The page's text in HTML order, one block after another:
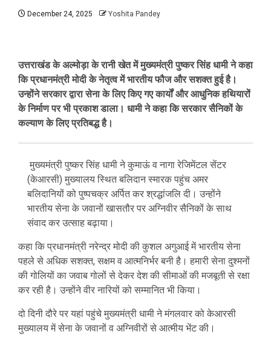
December 24, 2025 Yoshita Pandey
उत्तराखंड के अल्मोड़ा के रानी खेत में मुख्यमंत्री पुष्कर सिंह धामी ने कहा
कि प्रधानमंत्री मोदी के नेतृत्व में भारतीय फौज और सशक्त हुई है।
उन्होंने सरकार द्वारा सेना के लिए किए गए कार्यों और आधुनिक हथियारों
के निर्माण पर भी प्रकाश डाला। धामी ने कहा कि सरकार सैनिकों के
कल्याण के लिए प्रतिबद्ध है।
मुख्यमंत्री पुष्कर सिंह धामी ने कुमाऊं व नागा रेजिमेंटल सेंटर
(केआरसी) मुख्यालय स्थित बलिदान स्मारक पहुंच अमर
बलिदानियों को पुष्पचक्र अर्पित कर श्रद्धांजलि दी। उन्होंने
भारतीय सेना के जवानों खासतौर पर अग्निवीर सैनिकों के साथ
संवाद कर उत्साह बढ़ाया।
कहा कि प्रधानमंत्री नरेन्द्र मोदी की कुशल अगुआई में भारतीय सेना
पहले से अधिक सशक्त, सक्षम व आत्मनिर्भर बनी है। हमारी सेना दुश्मनों
की गोलियों का जवाब गोलों से देकर देश की सीमाओं की मजबूती से रक्षा
कर रही है। उन्होंने वीर नारियों को सम्मानित भी किया।
दो दिनी दौरे पर यहां पहुंचे मुख्यमंत्री धामी ने मंगलवार को केआरसी
मुख्यालय में सेना के जवानों व अग्निवीरों से आत्मीय भेंट की।